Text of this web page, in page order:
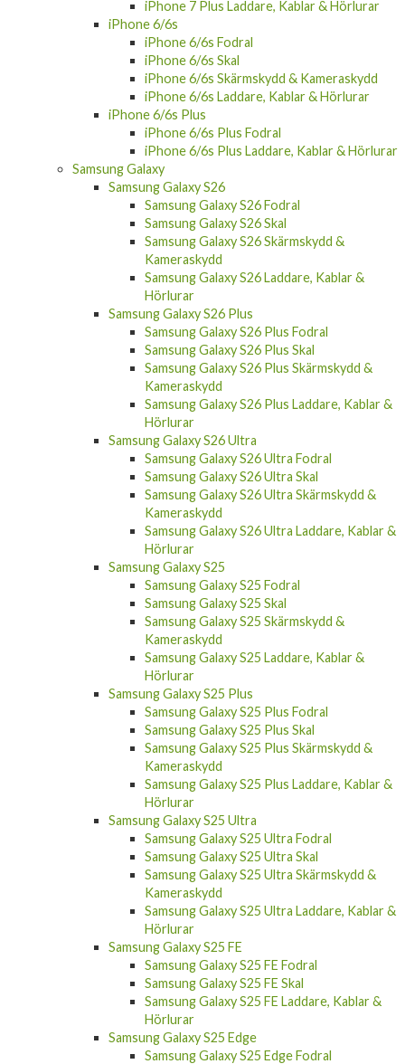
iPhone 7 Plus Laddare, Kablar & Hörlurar
iPhone 6/6s
iPhone 6/6s Fodral
iPhone 6/6s Skal
iPhone 6/6s Skärmskydd & Kameraskydd
iPhone 6/6s Laddare, Kablar & Hörlurar
iPhone 6/6s Plus
iPhone 6/6s Plus Fodral
iPhone 6/6s Plus Laddare, Kablar & Hörlurar
Samsung Galaxy
Samsung Galaxy S26
Samsung Galaxy S26 Fodral
Samsung Galaxy S26 Skal
Samsung Galaxy S26 Skärmskydd &
Kameraskydd
Samsung Galaxy S26 Laddare, Kablar &
Hörlurar
Samsung Galaxy S26 Plus
Samsung Galaxy S26 Plus Fodral
Samsung Galaxy S26 Plus Skal
Samsung Galaxy S26 Plus Skärmskydd &
Kameraskydd
Samsung Galaxy S26 Plus Laddare, Kablar &
Hörlurar
Samsung Galaxy S26 Ultra
Samsung Galaxy S26 Ultra Fodral
Samsung Galaxy S26 Ultra Skal
Samsung Galaxy S26 Ultra Skärmskydd &
Kameraskydd
Samsung Galaxy S26 Ultra Laddare, Kablar &
Hörlurar
Samsung Galaxy S25
Samsung Galaxy S25 Fodral
Samsung Galaxy S25 Skal
Samsung Galaxy S25 Skärmskydd &
Kameraskydd
Samsung Galaxy S25 Laddare, Kablar &
Hörlurar
Samsung Galaxy S25 Plus
Samsung Galaxy S25 Plus Fodral
Samsung Galaxy S25 Plus Skal
Samsung Galaxy S25 Plus Skärmskydd &
Kameraskydd
Samsung Galaxy S25 Plus Laddare, Kablar &
Hörlurar
Samsung Galaxy S25 Ultra
Samsung Galaxy S25 Ultra Fodral
Samsung Galaxy S25 Ultra Skal
Samsung Galaxy S25 Ultra Skärmskydd &
Kameraskydd
Samsung Galaxy S25 Ultra Laddare, Kablar &
Hörlurar
Samsung Galaxy S25 FE
Samsung Galaxy S25 FE Fodral
Samsung Galaxy S25 FE Skal
Samsung Galaxy S25 FE Laddare, Kablar &
Hörlurar
Samsung Galaxy S25 Edge
Samsung Galaxy S25 Edge Fodral